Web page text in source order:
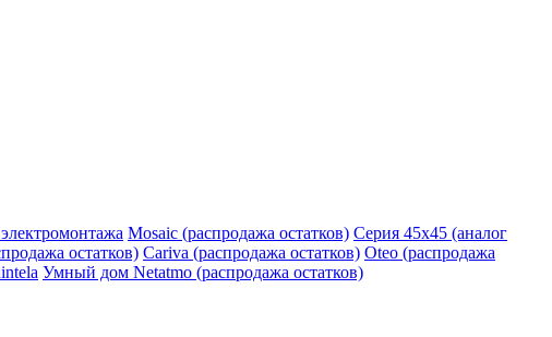
Mosaic (распродажа остатков) Серия 45х45 (аналог
остатков) Cariva (распродажа остатков) Oteo (распродажа
Умный дом Netatmo (распродажа остатков)